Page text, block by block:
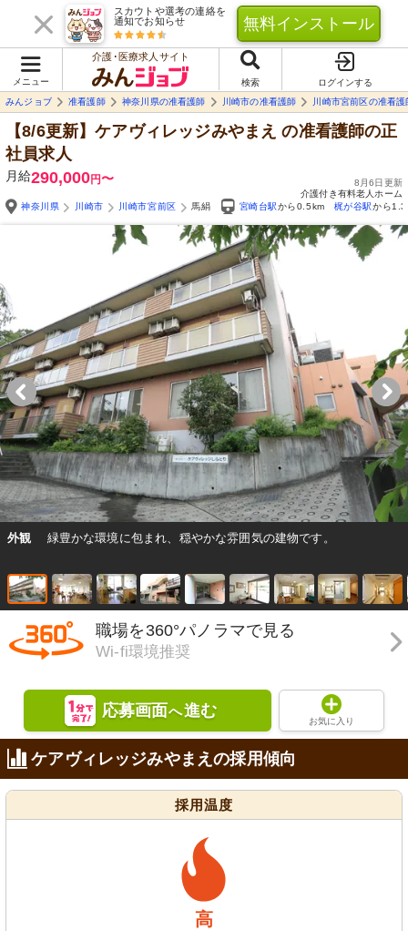
スカウトや選考の連絡を
通知でお知らせ
無料インストール
メニュー
介護･医療求人サイト
検索
ログインする
みんジョブ
准看護師 神奈川県の准看護師 川崎市の准看護師 川崎市宮前区の准看護
【8/6更新】ケアヴィレッジみやまえ の准看護師の正
社員求人
月給290,000円〜
8月6日更新
介護付き有料老人ホーム
神奈川県
川崎市 川崎市宮前区 馬絹 宮崎台駅から0.5km 梶が谷駅から
外観 緑豊かな環境に包まれ、穏やかな雰囲気の建物です。
職場を360°パノラマで見る
Wi-fi環境推奨
応募画面へ進む
お気に入り
ケアヴィレッジみやまえの採用傾向
採用温度
高